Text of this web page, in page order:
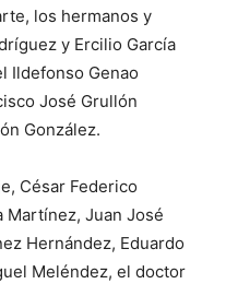
los hermanos y
y Ercilio García
Ildefonso Genao
José Grullón
González.
César Federico
Martínez, Juan José
Hernández, Eduardo
Meléndez, el doctor